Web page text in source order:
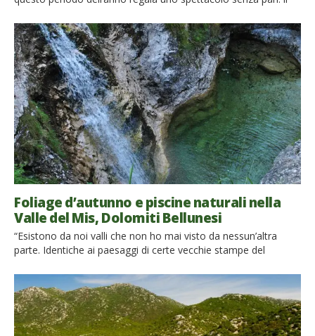
giallo creando scenari incredibili. Scopri i 5 itinerari eco-
friendly dove ammirare il fenomeno del foliage!
Foliage d’autunno e piscine naturali nella
Valle del Mis, Dolomiti Bellunesi
“Esistono da noi valli che non ho mai visto da nessun’altra
parte. Identiche ai paesaggi di certe vecchie stampe del
come questo non ne esistono. Invece esistono: con la stessa
solitudine, gli stessi inverosimili dirupi mezzo nascosti da alberi
e cespugli pericolanti sull’abisso e le […]